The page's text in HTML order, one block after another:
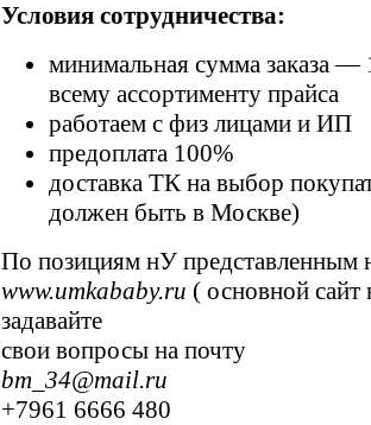
Условия сотрудничества:
минимальная сумма заказа —
всему ассортименту прайса
работаем с физ лицами и ИП
предоплата 100%
доставка ТК на выбор
должен быть в Москве)
По позициям нУ представленным
www.umkababy.ru ( основной сайт
задавайте
свои вопросы на почту
bm_34@mail.ru
+7961 6666 480